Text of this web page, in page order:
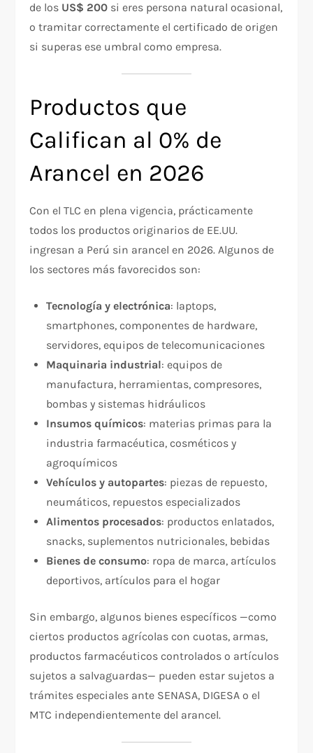
de los US$ 200 si eres persona natural ocasional,
o tramitar correctamente el certificado de origen
si superas ese umbral como empresa.
Productos que
Califican al 0% de
Arancel en 2026
Con el TLC en plena vigencia, prácticamente
todos los productos originarios de EE.UU.
ingresan a Perú sin arancel en 2026. Algunos de
los sectores más favorecidos son:
Tecnología y electrónica: laptops,
smartphones, componentes de hardware,
servidores, equipos de telecomunicaciones
Maquinaria industrial: equipos de
manufactura, herramientas, compresores,
bombas y sistemas hidráulicos
Insumos químicos: materias primas para la
industria farmacéutica, cosméticos y
agroquímicos
Vehículos y autopartes: piezas de repuesto,
neumáticos, repuestos especializados
Alimentos procesados: productos enlatados,
snacks, suplementos nutricionales, bebidas
Bienes de consumo: ropa de marca, artículos
deportivos, artículos para el hogar
Sin embargo, algunos bienes específicos —como
ciertos productos agrícolas con cuotas, armas,
productos farmacéuticos controlados o artículos
sujetos a salvaguardas— pueden estar sujetos a
trámites especiales ante SENASA, DIGESA o el
MTC independientemente del arancel.